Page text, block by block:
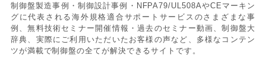
制御盤製造事例・制御設計事例・NFPA79/UL508AやCEマーキン
グに代表される海外規格適合サポートサービスのさまざまな事
例、無料技術セミナー開催情報・過去のセミナー動画、制御盤大
辞典、実際にご利用いただいたお客様の声など、多様なコンテン
ツが満載で制御盤の全てが解決できるサイトです。